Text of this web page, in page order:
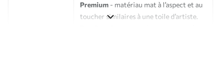
Premium - matériau mat à l’aspect et au
toucher similaires à une toile d’artiste.